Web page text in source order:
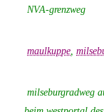
NVA-grenzweg
maulkuppe ,
milseburgradweg